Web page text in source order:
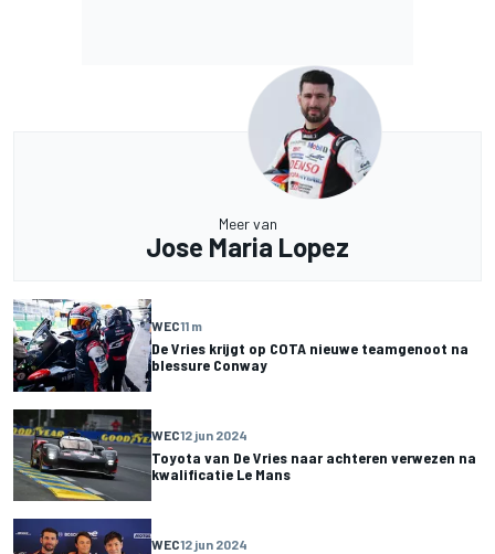
Meer van
Jose Maria Lopez
WEC11 m
De Vries krijgt op COTA nieuwe teamgenoot na
blessure Conway
WEC12 jun 2024
Toyota van De Vries naar achteren verwezen na
kwalificatie Le Mans
WEC12 jun 2024